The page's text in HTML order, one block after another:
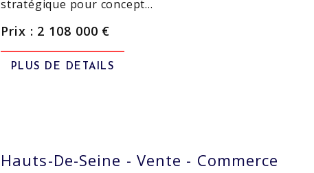
stratégique pour concept…
Prix : 2 108 000 €
PLUS DE DETAILS
Hauts-De-Seine - Vente - Commerce